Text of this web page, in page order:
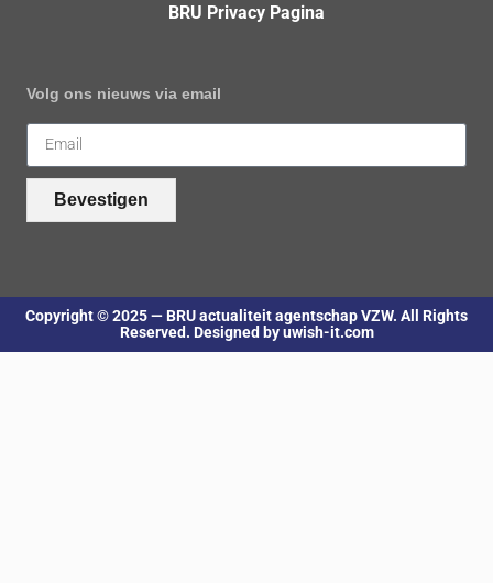
BRU Privacy Pagina
Volg ons nieuws via email
Bevestigen
Copyright © 2025 — BRU actualiteit agentschap VZW. All Rights
Reserved. Designed by uwish-it.com